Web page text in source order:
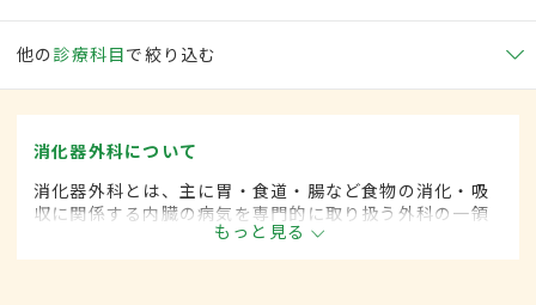
他の 診療科目で絞り込む
消化器外科について
消化器外科とは、主に胃・食道・腸など食物の消化・吸
収に関係する内臓の病気を専門的に取り扱う外科の一領
域です。平成20年4月の制度改正前は、消化器科と呼ば
れていました。
もっと見る